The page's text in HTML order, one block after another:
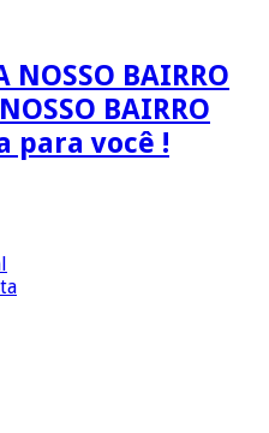
BAIRRO
para você !